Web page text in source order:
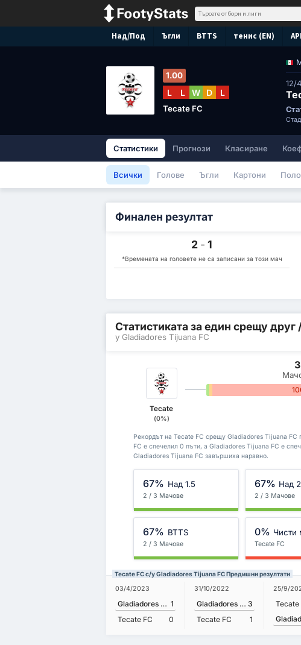
Над/Под Ъгли BTTS тенис (EN) API
12/
1.00
L L W D L
Tecate FC
Статистики Прогнози Класиране
Всички Голове Ъгли Картони
Финален резултат
2 - 1
*Времената на головете не са записани за този мач
Статистиката за един срещу
у Gladiadores Tijuana FC
Tecate
(0%)
3
Рекордът на Tecate FC срещу Gladiadores Tijuana
FC е спечелил 0 пъти, а Gladiadores Tijuana FC е
Gladiadores Tijuana FC завършиха наравно.
67% Над 1.5
2 / 3 Мачове
67% Над
2 / 3 Мачове
67% BTTS
2 / 3 Мачове
0% Чисти
Tecate FC
Tecate FC с/у Gladiadores Tijuana FC Предишни резултати
03/4/2023
Gladiadores Tijuana FC 1
Tecate FC
0
31/10/2022
Gladiadores Tijuana FC 3
Tecate FC
1
25/9/
Tecate